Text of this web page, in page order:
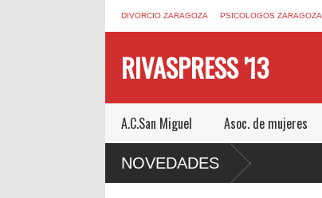
DIVORCIO ZARAGOZA PSICOLOGOS ZARAGOZA
RIVASPRESS '13
A.C.San Miguel Asoc. de mujeres
NOVEDADES
ROOM DE MUCHO MIEDO EN